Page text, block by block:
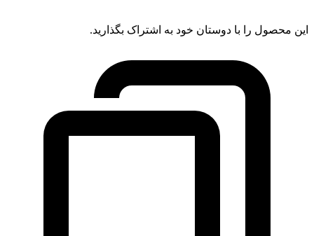
این محصول را با دوستان خود به اشتراک بگذارید.